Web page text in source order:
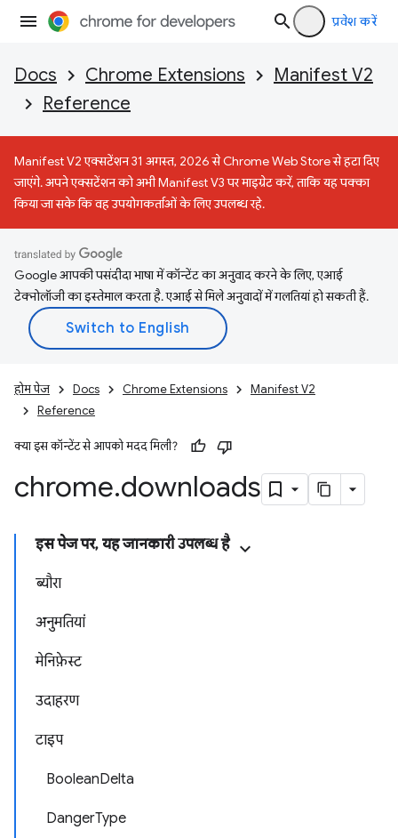
प्रवेश करें
Docs Chrome Extensions
Manifest V2
Reference
Manifest V2 एक्सटेंशन 31 अगस्त, 2026 से Chrome Web Store से हटा दिए
जाएंगे. अपने एक्सटेंशन को अभी Manifest V3 पर माइग्रेट करें, ताकि यह पक्का
किया जा सके कि वह उपयोगकर्ताओं के लिए उपलब्ध रहे.
Google आपकी पसंदीदा भाषा में कॉन्टेंट का अनुवाद करने के लिए, एआई
टेक्नोलॉजी का इस्तेमाल करता है. एआई से मिले अनुवादों में गलतियां हो सकती हैं.
होम पेज Docs Chrome Extensions
Manifest V2
Reference
क्या इस कॉन्टेंट से आपको मदद मिली?
chrome.downloads
इस पेज पर, यह जानकारी उपलब्ध है
ब्यौरा
अनुमतियां
मेनिफ़ेस्ट
उदाहरण
टाइप
BooleanDelta
DangerType